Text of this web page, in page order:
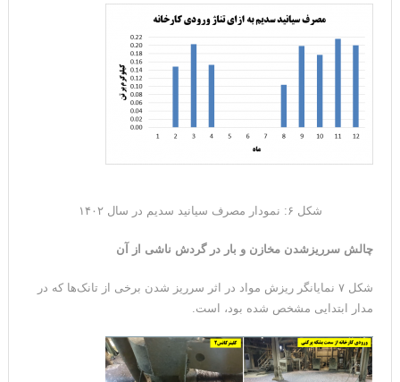
شکل ۶: نمودار مصرف سیانید سدیم در سال ۱۴۰۲
چالش سرریزشدن مخازن و بار در گردش ناشی از آن
شکل ۷ نمایانگر ریزش مواد در اثر سرریز شدن برخی از تانک‌ها که در
مدار ابتدایی مشخص شده بود، است.